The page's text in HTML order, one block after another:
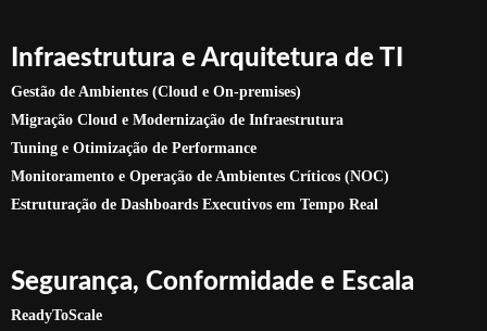
Infraestrutura e Arquitetura de TI
Gestão de Ambientes (Cloud e On-premises)
Migração Cloud e Modernização de Infraestrutura
Tuning e Otimização de Performance
Monitoramento e Operação de Ambientes Críticos (NOC)
Estruturação de Dashboards Executivos em Tempo Real
Segurança, Conformidade e Escala
ReadyToScale